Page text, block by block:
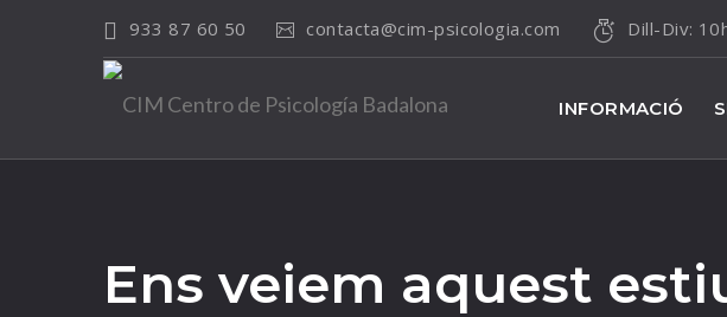
933 87 60 50 contacta@cim-psicologia.com Dill-Div:
INFORMACIÓ
Ens veiem aquest